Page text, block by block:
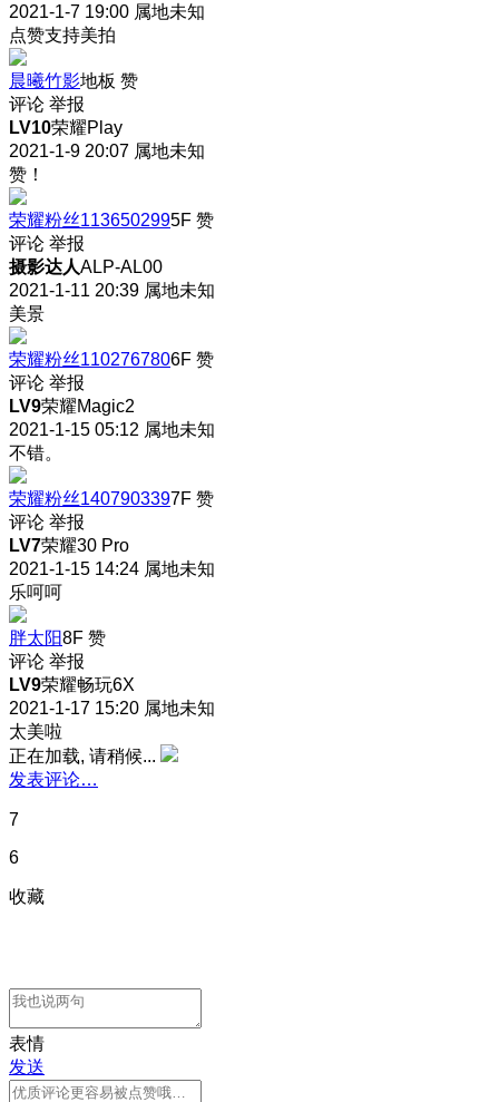
2021-1-7 19:00 属地未知
点赞支持美拍
晨曦竹影地板 赞
评论 举报
LV10荣耀Play
2021-1-9 20:07 属地未知
赞！
荣耀粉丝1136502995F 赞
评论 举报
摄影达人ALP-AL00
2021-1-11 20:39 属地未知
美景
荣耀粉丝1102767806F 赞
评论 举报
LV9荣耀Magic2
2021-1-15 05:12 属地未知
不错。
荣耀粉丝1407903397F 赞
评论 举报
LV7荣耀30 Pro
2021-1-15 14:24 属地未知
乐呵呵
胖太阳8F 赞
评论 举报
LV9荣耀畅玩6X
2021-1-17 15:20 属地未知
太美啦
正在加载, 请稍候...
发表评论…
7
6
收藏
表情
发送